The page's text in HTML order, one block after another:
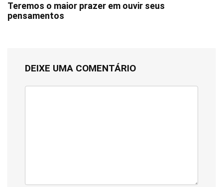
Teremos o maior prazer em ouvir seus
pensamentos
DEIXE UMA COMENTÁRIO